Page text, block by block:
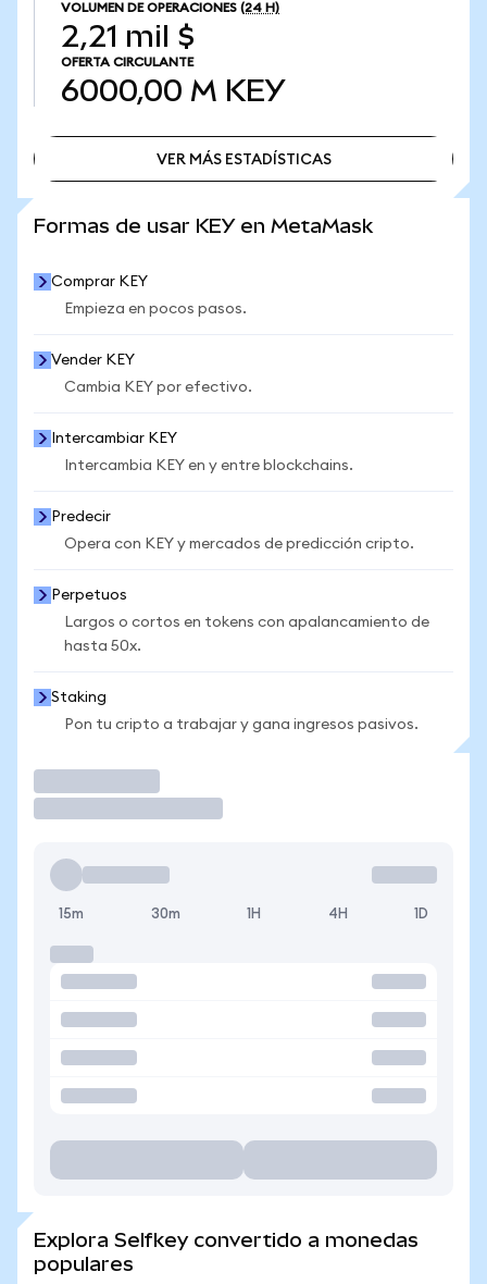
VOLUMEN DE OPERACIONES (24 H)
2,21 mil $
OFERTA CIRCULANTE
6000,00 M KEY
VER MÁS ESTADÍSTICAS
Formas de usar KEY en MetaMask
Comprar KEY
Empieza en pocos pasos.
Vender KEY
Cambia KEY por efectivo.
Intercambiar KEY
Intercambia KEY en y entre blockchains.
Predecir
Opera con KEY y mercados de predicción cripto.
Perpetuos
Largos o cortos en tokens con apalancamiento de
hasta 50x.
Staking
Pon tu cripto a trabajar y gana ingresos pasivos.
15m 30m 1H 4H 1D
Explora Selfkey convertido a monedas
populares